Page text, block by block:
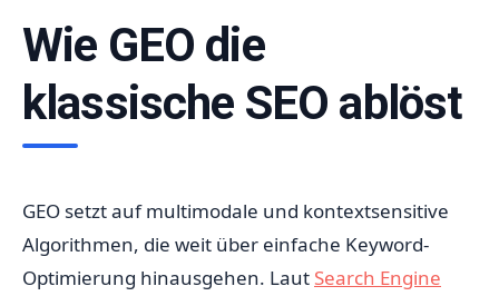
Wie GEO die
klassische SEO ablöst
GEO setzt auf multimodale und kontextsensitive
Algorithmen, die weit über einfache Keyword-
Optimierung hinausgehen. Laut Search Engine